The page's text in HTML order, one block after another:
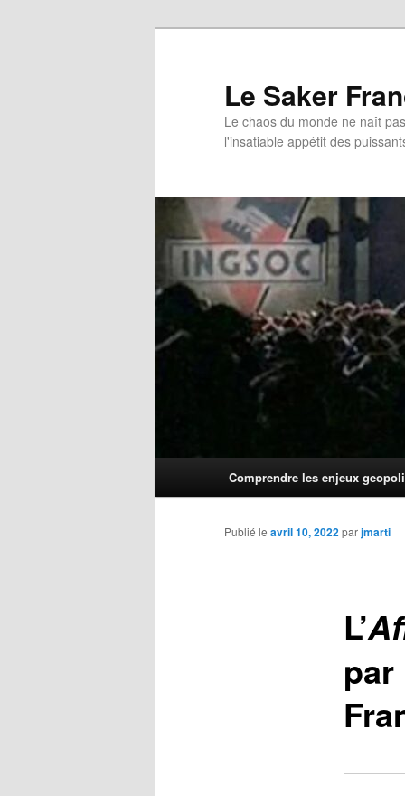
Le Saker
Le chaos du monde ne naît
l'insatiable appétit des
Comprendre les enjeux
L’
par
Publié le avril 10, 2022parjmarti